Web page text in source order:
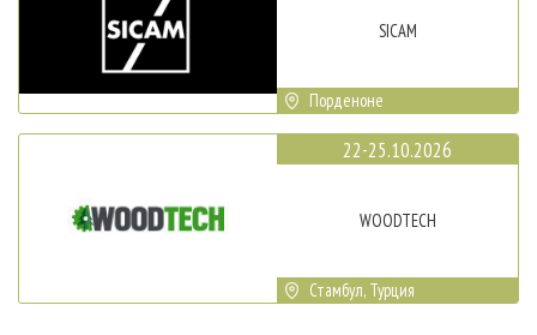
SICAM
Порденоне
22-25.10.2026
WOODTECH
Стамбул, Турция